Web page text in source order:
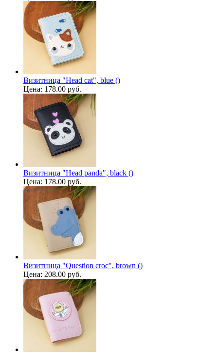
Визитница "Head cat", blue ()
Цена: 178.00 руб.
Визитница "Head panda", black ()
Цена: 178.00 руб.
Визитница "Question croc", brown ()
Цена: 208.00 руб.